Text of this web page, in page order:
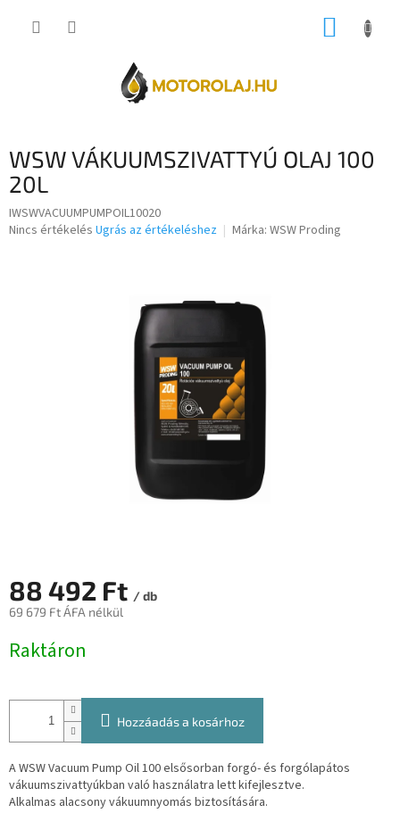
KOSÁR
WSW VÁKUUMSZIVATTYÚ OLAJ 100
20L
IWSWVACUUMPUMPOIL10020
A
Nincs értékelés Ugrás az értékeléshez Márka: WSW Proding
88 492 Ft / db
69 679 Ft ÁFA nélkül
Raktáron
Hozzáadás a kosárhoz
A WSW Vacuum Pump Oil 100 elsősorban forgó- és forgólapátos
vákuumszivattyúkban való használatra lett kifejlesztve.
Alkalmas alacsony vákuumnyomás biztosítására.